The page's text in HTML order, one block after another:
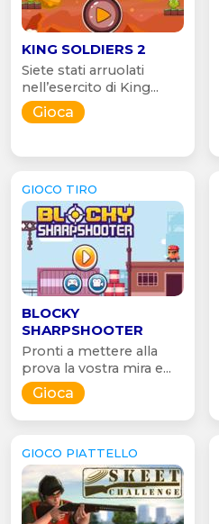
KING SOLDIERS 2
Siete stati arruolati
nell’esercito di King...
Gioca
GIOCO TIRO
BLOCKY
SHARPSHOOTER
Pronti a mettere alla
prova la vostra mira e...
Gioca
GIOCO PIATTELLO